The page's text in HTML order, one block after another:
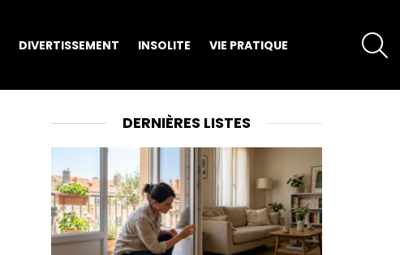
DIVERTISSEMENT INSOLITE VIE PRATIQUE
DERNIÈRES LISTES